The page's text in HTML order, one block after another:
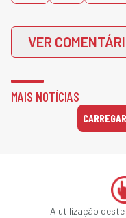
VER
MAIS NOTÍCIAS
A utilização